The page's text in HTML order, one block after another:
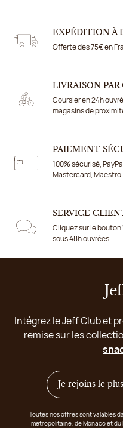
EXPÉDITION À
Offerte dès 75€ en
LIVRAISON PAR
Coursier en 24h
magasins de
PAIEMENT
100% sécurisé,
Mastercard, Maestro
SERVICE
Cliquez sur le
sous 48h ouvrées
Intégrez le Jeff Club et
remise sur les
Je rejoins le
Toutes nos offres sont valables
métropolitaine, de Monaco et